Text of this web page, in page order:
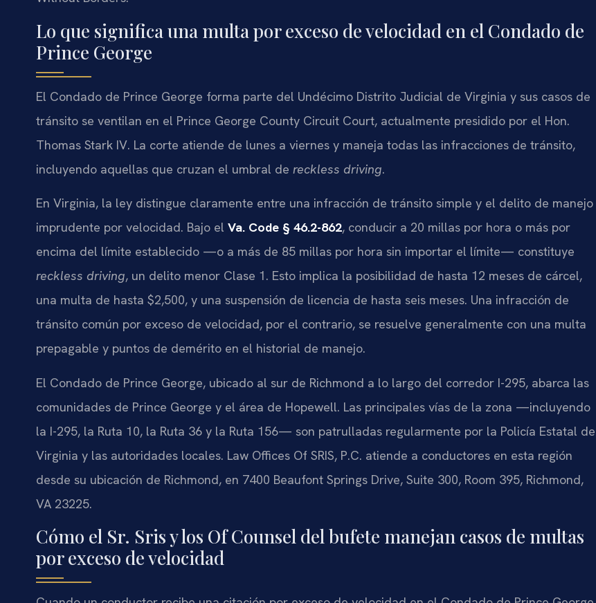
Lo que significa una multa por exceso de velocidad en el Condado de
Prince George
El Condado de Prince George forma parte del Undécimo Distrito Judicial de Virginia y sus casos de
tránsito se ventilan en el Prince George County Circuit Court, actualmente presidido por el Hon.
Thomas Stark IV. La corte atiende de lunes a viernes y maneja todas las infracciones de tránsito,
incluyendo aquellas que cruzan el umbral de reckless driving.
En Virginia, la ley distingue claramente entre una infracción de tránsito simple y el delito de manejo
imprudente por velocidad. Bajo el Va. Code § 46.2-862, conducir a 20 millas por hora o más por
encima del límite establecido —o a más de 85 millas por hora sin importar el límite— constituye
reckless driving, un delito menor Clase 1. Esto implica la posibilidad de hasta 12 meses de cárcel,
una multa de hasta $2,500, y una suspensión de licencia de hasta seis meses. Una infracción de
tránsito común por exceso de velocidad, por el contrario, se resuelve generalmente con una multa
prepagable y puntos de demérito en el historial de manejo.
El Condado de Prince George, ubicado al sur de Richmond a lo largo del corredor I-295, abarca las
comunidades de Prince George y el área de Hopewell. Las principales vías de la zona —incluyendo
la I-295, la Ruta 10, la Ruta 36 y la Ruta 156— son patrulladas regularmente por la Policía Estatal de
Virginia y las autoridades locales. Law Offices Of SRIS, P.C. atiende a conductores en esta región
desde su ubicación de Richmond, en 7400 Beaufont Springs Drive, Suite 300, Room 395, Richmond,
VA 23225.
Cómo el Sr. Sris y los Of Counsel del bufete manejan casos de multas
por exceso de velocidad